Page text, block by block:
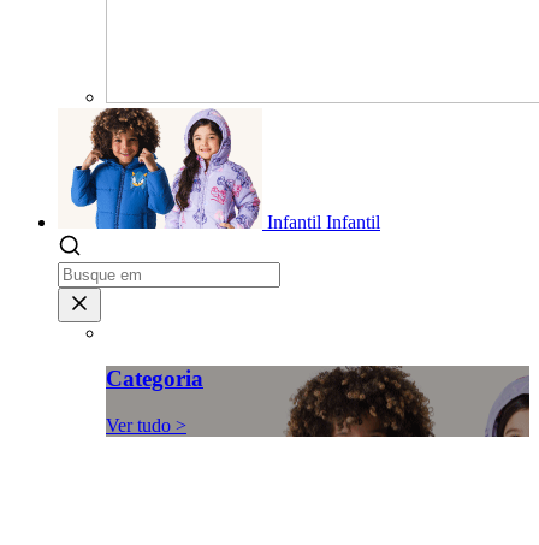
Infantil Infantil
Categoria
Ver tudo >